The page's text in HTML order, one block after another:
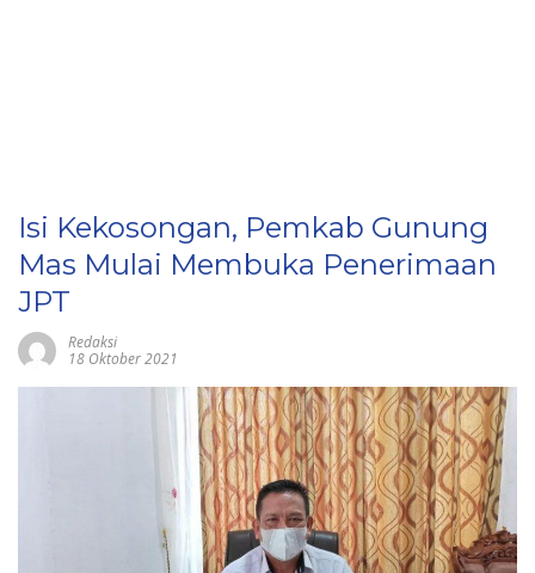
Isi Kekosongan, Pemkab Gunung
Mas Mulai Membuka Penerimaan
JPT
Redaksi
18 Oktober 2021